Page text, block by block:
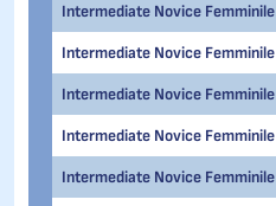
Intermediate Novice Femminile
Intermediate Novice Femminile
Intermediate Novice Femminile
Intermediate Novice Femminile
Intermediate Novice Femminile